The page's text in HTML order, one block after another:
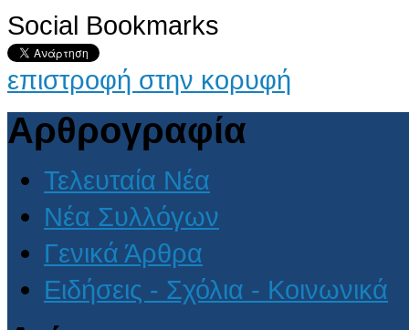
Social Bookmarks
επιστροφή στην κορυφή
Αρθρογραφία
Τελευταία Νέα
Νέα Συλλόγων
Γενικά Άρθρα
Ειδήσεις - Σχόλια - Κοινωνικά